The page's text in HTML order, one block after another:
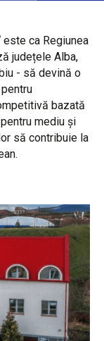
este ca Regiunea
județele Alba,
- să devină o
bazată
mediu și
să contribuie la